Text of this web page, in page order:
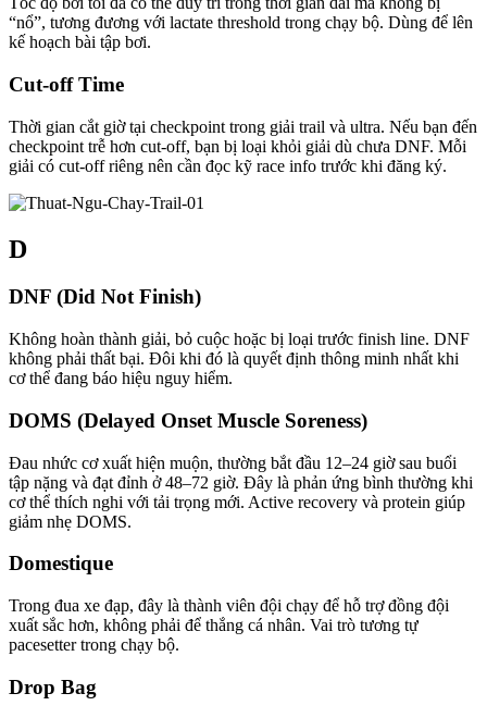
“nổ”, tương đương với lactate threshold trong chạy bộ. Dùng để lên
kế hoạch bài tập bơi.
Cut-off Time
Thời gian cắt giờ tại checkpoint trong giải trail và ultra. Nếu bạn đến
checkpoint trễ hơn cut-off, bạn bị loại khỏi giải dù chưa DNF. Mỗi
giải có cut-off riêng nên cần đọc kỹ race info trước khi đăng ký.
D
DNF (Did Not Finish)
Không hoàn thành giải, bỏ cuộc hoặc bị loại trước finish line. DNF
không phải thất bại. Đôi khi đó là quyết định thông minh nhất khi
cơ thể đang báo hiệu nguy hiểm.
DOMS (Delayed Onset Muscle Soreness)
Đau nhức cơ xuất hiện muộn, thường bắt đầu 12–24 giờ sau buổi
tập nặng và đạt đỉnh ở 48–72 giờ. Đây là phản ứng bình thường khi
cơ thể thích nghi với tải trọng mới. Active recovery và protein giúp
giảm nhẹ DOMS.
Domestique
Trong đua xe đạp, đây là thành viên đội chạy để hỗ trợ đồng đội
xuất sắc hơn, không phải để thắng cá nhân. Vai trò tương tự
pacesetter trong chạy bộ.
Drop Bag